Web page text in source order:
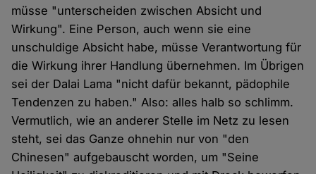
müsse "unterscheiden zwischen Absicht und
Wirkung". Eine Person, auch wenn sie eine
unschuldige Absicht habe, müsse Verantwortung für
die Wirkung ihrer Handlung übernehmen. Im Übrigen
sei der Dalai Lama "nicht dafür bekannt, pädophile
Tendenzen zu haben." Also: alles halb so schlimm.
Vermutlich, wie an anderer Stelle im Netz zu lesen
steht, sei das Ganze ohnehin nur von "den
Chinesen" aufgebauscht worden, um "Seine